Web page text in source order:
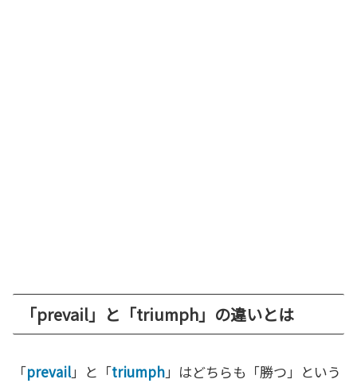
「prevail」と「triumph」の違いとは
「prevail」と「triumph」はどちらも「勝つ」という